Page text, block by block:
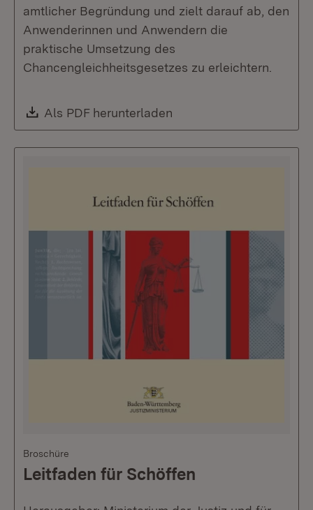
amtlicher Begründung und zielt darauf ab, den
Anwenderinnen und Anwendern die
praktische Umsetzung des
Chancengleichheitsgesetzes zu erleichtern.
Download:
Als PDF herunterladen
Broschüre
Leitfaden für Schöffen